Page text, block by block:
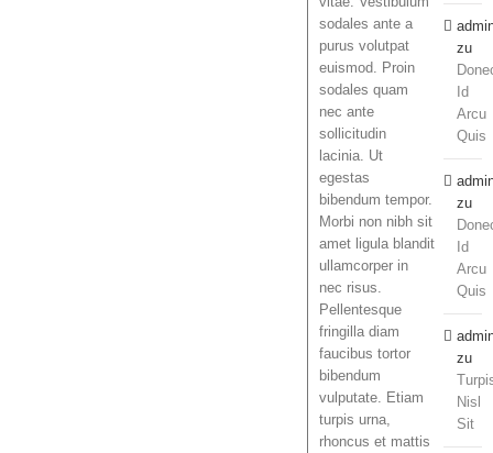
sodales ante a
purus volutpat
euismod. Proin
sodales quam
nec ante
sollicitudin
lacinia. Ut
egestas
bibendum tempor.
Morbi non nibh sit
amet ligula blandit
ullamcorper in
nec risus.
Pellentesque
fringilla diam
faucibus tortor
bibendum
vulputate. Etiam
turpis urna,
rhoncus et mattis
zu
Id
Arcu
Quis
zu
Id
Arcu
Quis
zu
Nisl
Sit